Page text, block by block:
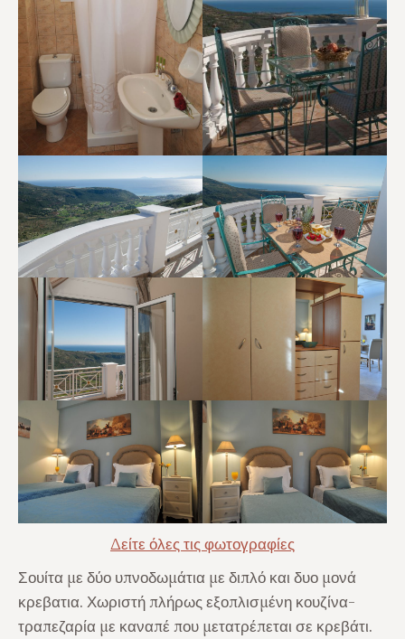
Δείτε όλες τις φωτογραφίες
Σουίτα με δύο υπνοδωμάτια με διπλό και δυο μονά
κρεβατια. Χωριστή πλήρως εξοπλισμένη κουζίνα-
τραπεζαρία με καναπέ που μετατρέπεται σε κρεβάτι.